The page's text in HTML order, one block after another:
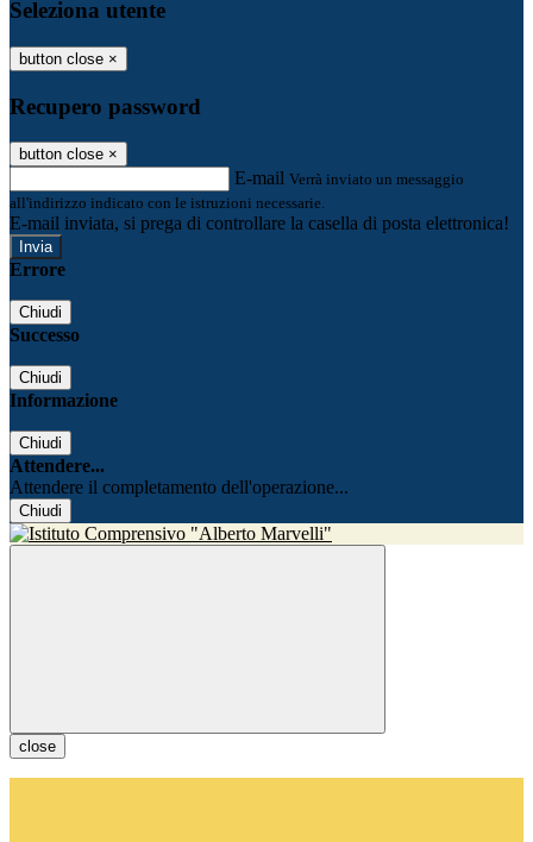
Seleziona utente
button close ×
Recupero password
button close ×
E-mail Verrà inviato un messaggio
all'indirizzo indicato con le istruzioni necessarie.
E-mail inviata, si prega di controllare la casella di posta elettronica!
Errore
Chiudi
Successo
Chiudi
Informazione
Chiudi
Attendere...
Attendere il completamento dell'operazione...
Chiudi
close